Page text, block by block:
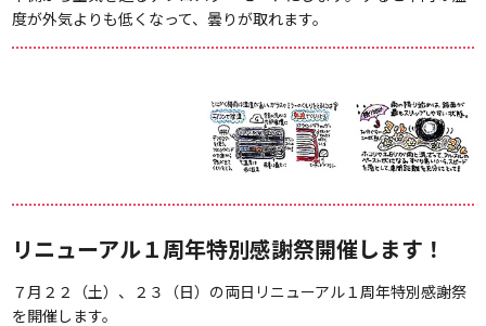
度が外気よりも低くなって、曇りが取れます。
リニューアル１周年特別感謝祭開催します！
７月２２（土）、２３（日）の両日リニューアル１周年特別感謝祭
を開催します。